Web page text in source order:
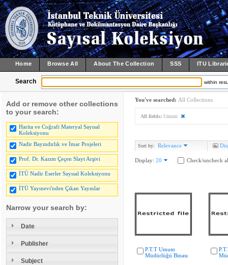
Home Browse All About The Collection SSS ITU
Search within
Add or remove other collections
to your search:
Harita ve Coğrafi Materyal Sayısal
Koleksiyonu
Nadir Bayındırlık ve İmar Projeleri
Prof. Dr. Kazım Çeçen Slayt Arşivi
İTÜ Nadir Eserler Sayısal Koleksiyonu
İTÜ Yayınevi'nden Çıkan Yayınlar
Narrow your search by:
Date
Publisher
Subject
You've searched: All Collections
All fields: Umum
Sort by: Relevance
Display: 20 Check/uncheck
P.T.T Umum
Müdürlüğü Binası